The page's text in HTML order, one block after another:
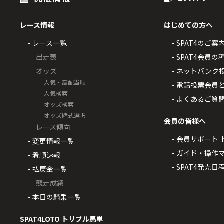
レース情報
- レース一覧
出走表
オッズ
人気・高配当順
人気検索
オッズ検索
オッズ賭式選択
レース傾向
- 変更情報一覧
- 着順速報
- 払戻金一覧
競走成績
- 本日の騎乗一覧
SPAT4LOTO トリプル馬単
はじめての方へ
- SPAT4のご案
- SPAT4会員の
- ネットバンク
- 電話投票会員
- よくあるご質
会員の皆様へ
- 会員サポート
- ガイド・操作
- SPAT4発売日